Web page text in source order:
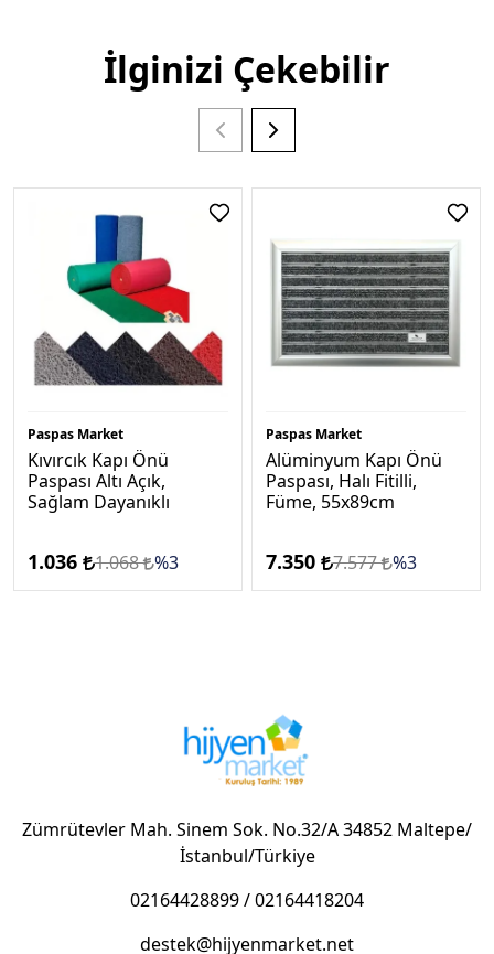
İlginizi Çekebilir
Paspas Market
Kıvırcık Kapı Önü
Paspası Altı Açık,
Sağlam Dayanıklı
1.036 1.068 %3
Paspas Market
Alüminyum Kapı Önü
Paspası, Halı Fitilli,
Füme, 55x89cm
7.350 7.577 %3
Zümrütevler Mah. Sinem Sok. No.32/A 34852 Maltepe/
İstanbul/Türkiye
02164428899/02164418204
destek@hijyenmarket.net